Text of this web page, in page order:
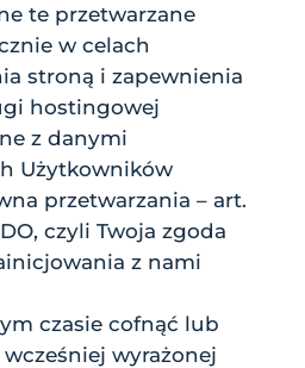
te przetwarzane
w celach
stroną i zapewnienia
hostingowej
z danymi
Użytkowników
przetwarzania – art.
czyli Twoja zgoda
z nami
czasie cofnąć lub
wyrażonej